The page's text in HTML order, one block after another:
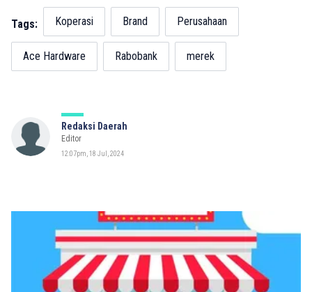
Tags: Koperasi Brand Perusahaan
Ace Hardware Rabobank merek
Redaksi Daerah
Editor
12:07pm, 18 Jul, 2024